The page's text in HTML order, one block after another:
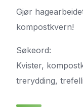
Gjør
kompostkvern!
Søkeord:
Kvister,
trerydding,